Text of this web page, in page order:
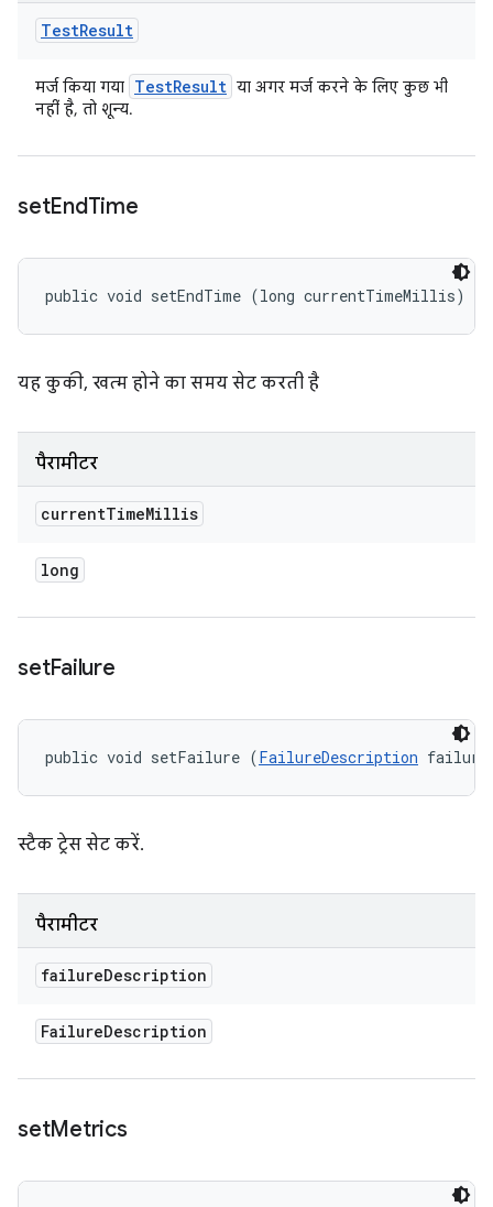
TestResult
मर्ज किया गया TestResult या अगर मर्ज करने के लिए कुछ भी
नहीं है, तो शून्य.
setEndTime
public void setEndTime (long currentTimeMillis)
यह कुकी, खत्म होने का समय सेट करती है
पैरामीटर
currentTimeMillis
long
setFailure
public void setFailure (FailureDescription
स्टैक ट्रेस सेट करें.
पैरामीटर
failureDescription
FailureDescription
setMetrics